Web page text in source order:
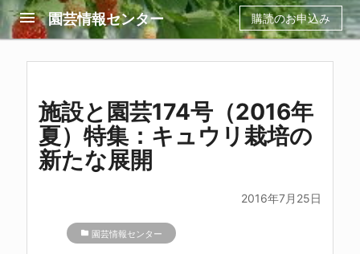
menu 園芸情報センター 購読のお申込み
施設と園芸174号（2016年
夏）特集：キュウリ栽培の
新たな展開
2016年7月25日
folder 園芸情報センター